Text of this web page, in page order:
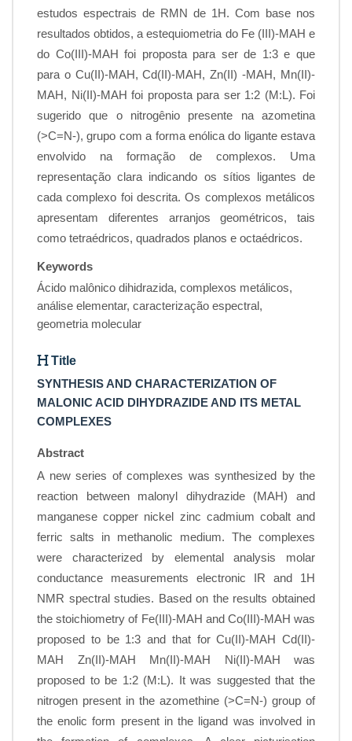
estudos espectrais de RMN de 1H. Com base nos
resultados obtidos, a estequiometria do Fe (III)-MAH e
do Co(III)-MAH foi proposta para ser de 1:3 e que
para o Cu(II)-MAH, Cd(II)-MAH, Zn(II) -MAH, Mn(II)-
MAH, Ni(II)-MAH foi proposta para ser 1:2 (M:L). Foi
sugerido que o nitrogênio presente na azometina
(>C=N-), grupo com a forma enólica do ligante estava
envolvido na formação de complexos. Uma
representação clara indicando os sítios ligantes de
cada complexo foi descrita. Os complexos metálicos
apresentam diferentes arranjos geométricos, tais
como tetraédricos, quadrados planos e octaédricos.
Keywords
Ácido malônico dihidrazida, complexos metálicos,
análise elementar, caracterização espectral,
geometria molecular
Title
SYNTHESIS AND CHARACTERIZATION OF
MALONIC ACID DIHYDRAZIDE AND ITS METAL
COMPLEXES
Abstract
A new series of complexes was synthesized by the
reaction between malonyl dihydrazide (MAH) and
manganese copper nickel zinc cadmium cobalt and
ferric salts in methanolic medium. The complexes
were characterized by elemental analysis molar
conductance measurements electronic IR and 1H
NMR spectral studies. Based on the results obtained
the stoichiometry of Fe(III)-MAH and Co(III)-MAH was
proposed to be 1:3 and that for Cu(II)-MAH Cd(II)-
MAH Zn(II)-MAH Mn(II)-MAH Ni(II)-MAH was
proposed to be 1:2 (M:L). It was suggested that the
nitrogen present in the azomethine (>C=N-) group of
the enolic form present in the ligand was involved in